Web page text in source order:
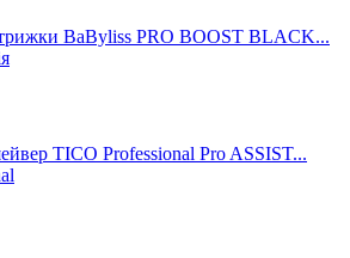
BaByliss PRO BOOST BLACK...
TICO Professional Pro ASSIST...